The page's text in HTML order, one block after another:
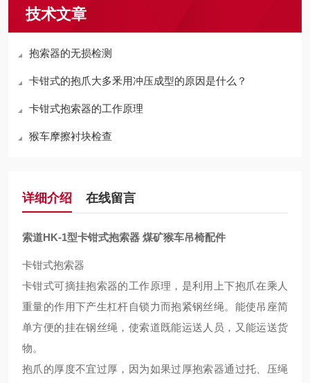
技术文章
抱索器的无损检测
卡钳式的抱爪大多釆用冲压成型的原因是什么？
卡钳式抱索器的工作原理
猴车摩擦衬块检查
详细介绍 在线留言
索道HK-1型卡钳式抱索器 煤矿猴车吊椅配件
卡钳式抱索器
卡钳式可摘挂抱索器的工作原理，是利用上下抱爪在乘人
重量的作用下产生杠杆自锁力而抱紧钢丝绳。能使吊座简
单方便的挂在钢丝绳，使索道既能运送人员，又能运送货
物。
抱爪的厚度不宜过厚，因为如果过厚抱索器通过托、压绳